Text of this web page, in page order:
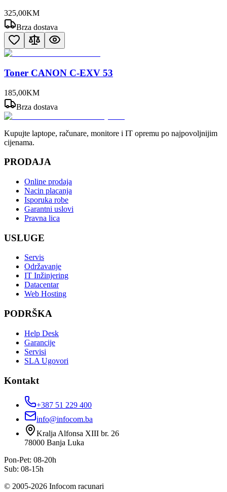
325,00KM
Brza dostava
Toner CANON C-EXV 53
185,00KM
Brza dostava
Kupujte laptope, računare, monitore i IT opremu po najpovoljnijim
cijenama.
PRODAJA
Online prodaja
Nacin placanja
Isporuka robe
Garantni uslovi
Pravna lica
USLUGE
Servis
Održavanje
IT Inžinjering
Datacentar
Web Hosting
PODRŠKA
Help Desk
Garancije
Servisi
SLA Ugovori
Kontakt
+387 51 229 400
info@infocom.ba
Kralja Alfonsa XIII br. 26
78000 Banja Luka
Pon-Pet: 08-20h
Sub: 08-15h
© 2005-2026 Infocom racunari